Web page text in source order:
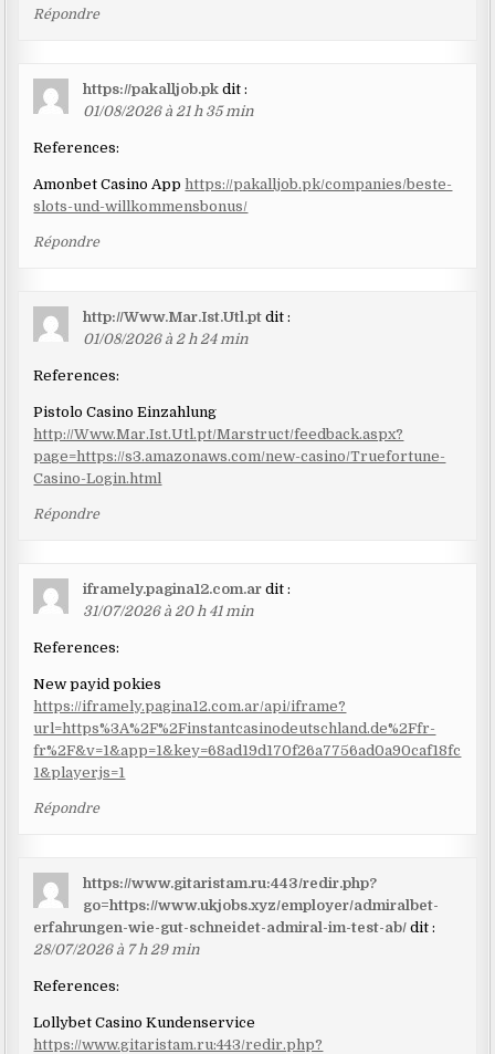
Répondre
https://pakalljob.pk dit :
01/08/2026 à 21 h 35 min
References:
Amonbet Casino Apphttps://pakalljob.pk/companies/beste-
slots-und-willkommensbonus/
Répondre
http://Www.Mar.Ist.Utl.pt dit :
01/08/2026 à 2 h 24 min
References:
Pistolo Casino Einzahlung
http://Www.Mar.Ist.Utl.pt/Marstruct/feedback.aspx?
page=https://s3.amazonaws.com/new-casino/Truefortune-
Casino-Login.html
Répondre
iframely.pagina12.com.ar dit :
31/07/2026 à 20 h 41 min
References:
New payid pokies
https://iframely.pagina12.com.ar/api/iframe?
url=https%3A%2F%2Finstantcasinodeutschland.de%2Ffr-
fr%2F&v=1&app=1&key=68ad19d170f26a7756ad0a90caf18fc
1&playerjs=1
Répondre
https://www.gitaristam.ru:443/redir.php?
go=https://www.ukjobs.xyz/employer/admiralbet-
erfahrungen-wie-gut-schneidet-admiral-im-test-ab/ dit :
28/07/2026 à 7 h 29 min
References:
Lollybet Casino Kundenservice
https://www.gitaristam.ru:443/redir.php?